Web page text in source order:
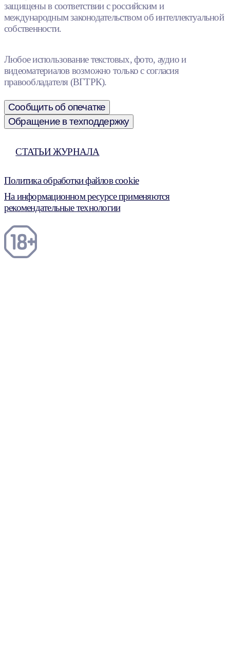
защищены в соответствии с российским и
международным законодательством об интеллектуальной
собственности.
Любое использование текстовых, фото, аудио и
видеоматериалов возможно только с согласия
правообладателя (ВГТРК).
Сообщить об опечатке
Обращение в техподдержку
СТАТЬИ ЖУРНАЛА
Политика обработки файлов cookie
На информационном ресурсе применяются
рекомендательные технологии